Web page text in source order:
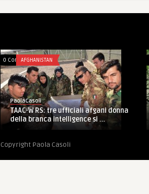
0 CommentsAFGHANISTAN
PaolaCasoli
TAAC-W RS: tre ufficiali afgani donna
della branca intelligence si ...
Copyright Paola Casoli